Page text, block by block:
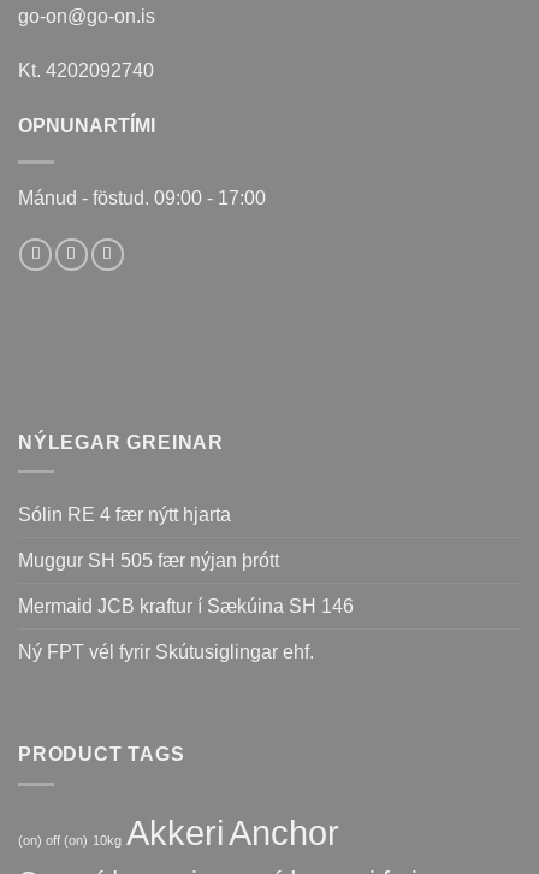
go-on@go-on.is
Kt. 4202092740
OPNUNARTÍMI
Mánud - föstud. 09:00 - 17:00
NÝLEGAR GREINAR
Sólin RE 4 fær nýtt hjarta
Muggur SH 505 fær nýjan þrótt
Mermaid JCB kraftur í Sækúina SH 146
Ný FPT vél fyrir Skútusiglingar ehf.
PRODUCT TAGS
(on) off (on) 10kg AkkeriAnchor